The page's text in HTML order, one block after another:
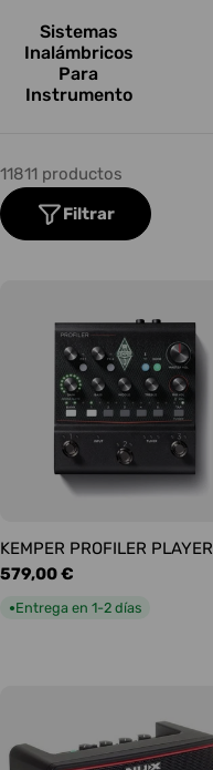
Sistemas
Inalámbricos
Para
Instrumento
11811 productos
Filtrar
KEMPER PROFILER PLAYER
Precio
habitual
579,00 €
●Entrega en 1-2 días